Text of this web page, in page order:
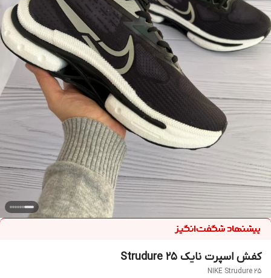
کفش اسپرت نایک Strudure 25
NIKE Strudure 25